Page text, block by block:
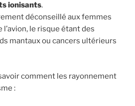
ionisants.
déconseillé aux femmes
le risque étant des
mantaux ou cancers ultérieurs
comment les rayonnement
: